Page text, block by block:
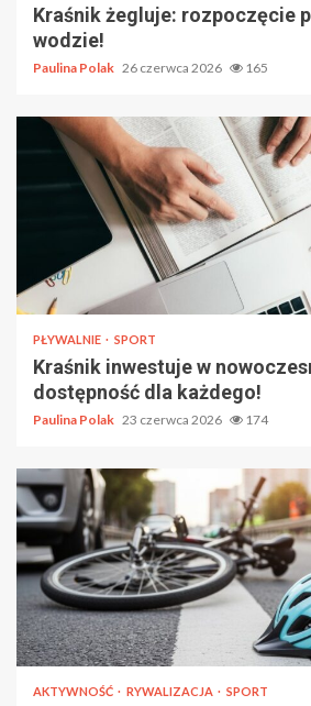
Kraśnik żegluje: rozpoczęcie
wodzie!
Paulina Polak 26 czerwca 2026 165
PŁYWALNIE SPORT
Kraśnik inwestuje w
dostępność dla każdego!
Paulina Polak 23 czerwca 2026 174
AKTYWNOŚĆ RYWALIZACJA SPORT